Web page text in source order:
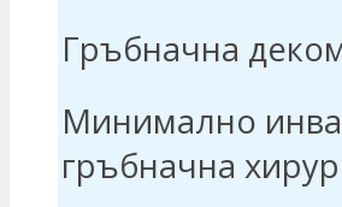
Гръбначна
Минимално
гръбначна